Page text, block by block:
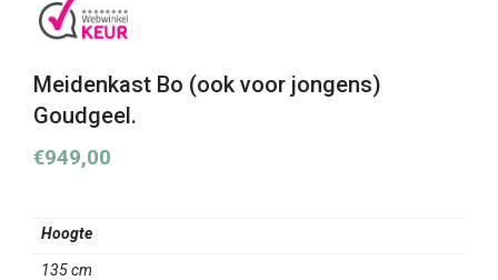
Meidenkast Bo (ook voor jongens)
Goudgeel.
€949,00
Hoogte
135 cm